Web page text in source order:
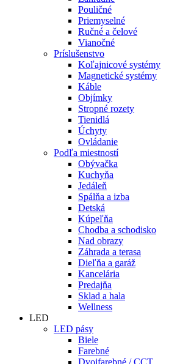
Pouličné
Priemyselné
Ručné a čelové
Vianočné
Príslušenstvo
Koľajnicové systémy
Magnetické systémy
Káble
Objímky
Stropné rozety
Tienidlá
Úchyty
Ovládanie
Podľa miestností
Obývačka
Kuchyňa
Jedáleň
Spálňa a izba
Detská
Kúpeľňa
Chodba a schodisko
Nad obrazy
Záhrada a terasa
Dieľňa a garáž
Kancelária
Predajňa
Sklad a hala
Wellness
LED
LED pásy
Biele
Farebné
Dvojfarebné / CCT